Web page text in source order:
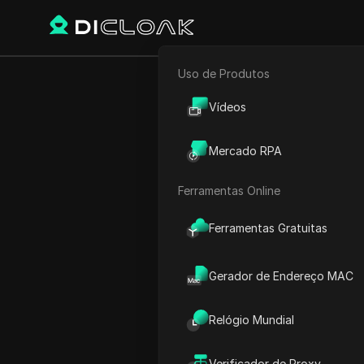
E-commerce
Uso de Produtos
Vídeos
Mercado RPA
Ferramentas Online
Ferramentas Gratuitas
Gerador de Endereço MAC
Relógio Mundial
Como
Play Video:Como Remover